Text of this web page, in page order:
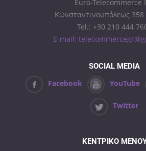
Euro-Telecommerce
Κωνσταντινουπόλεως 358
Tel.: +30 210 444
E-mail:
SOCIAL MEDIA
Facebook YouTube
Twitter
ΚΕΝΤΡΙΚΟ